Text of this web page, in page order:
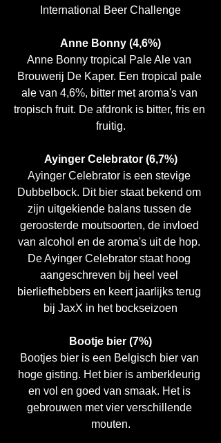
International Beer Challenge
Anne Bonny (4,6%)
Anne Bonny tropical Pale Ale van
Brouwerij De Kaper. Een tropical pale
ale van 4,6%, bitter met aroma's van
tropisch fruit. De afdronk is bitter, fris en
fruitig.
Ayinger Celebrator (6,7%)
Ayinger Celebrator is een stevige
Dubbelbock. Dit bier staat bekend om
zijn uitgekiende balans tussen de
geroosterde moutsoorten, de invloed
van alcohol en de aroma's uit de hop.
De Ayinger Celebrator staat hoog
aangeschreven bij heel veel
bierliefhebbers en keert jaarlijks terug
bij JaxX in het bockseizoen
Bootje bier (7%)
Bootjes bier is een Belgisch bier van
hoge gisting. Het bier is amberkleurig
en vol en goed van smaak. Het is
gebrouwen met vier verschillende
mouten.